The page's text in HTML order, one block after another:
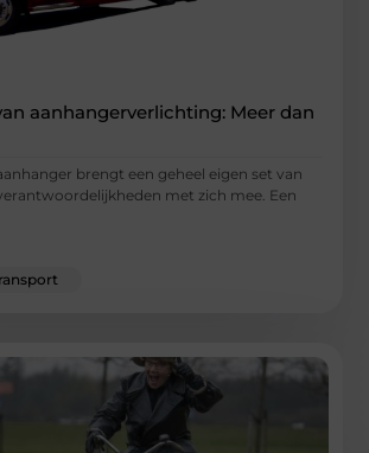
aanhangerverlichting: Meer dan
brengt een geheel eigen set van
met zich mee. Een